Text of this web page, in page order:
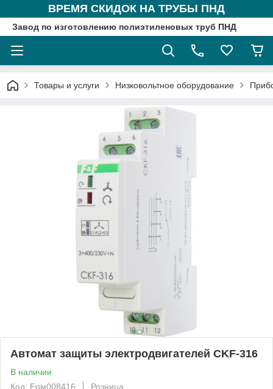
ВРЕМЯ СКИДОК НА ТРУБЫ ПНД
Завод по изготовлению полиэтиленовых труб ПНД
Товары и услуги Низковольтное оборудование
Автомат защиты электродвигателей CKF-316
В наличии
Код: Ерм008416
Розница